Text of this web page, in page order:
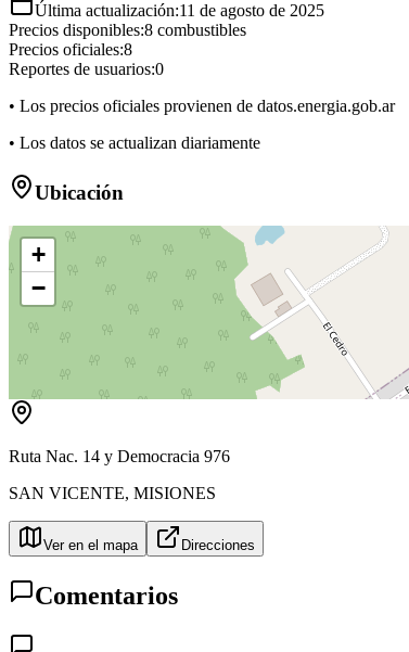
Última actualización:11 de agosto de 2025
Precios disponibles:8 combustibles
Precios oficiales:8
Reportes de usuarios:0
• Los precios oficiales provienen de datos.energia.gob.ar
• Los datos se actualizan diariamente
Ubicación
+
−
Ruta Nac. 14 y Democracia 976
SAN VICENTE, MISIONES
Ver en el mapa Direcciones
Comentarios